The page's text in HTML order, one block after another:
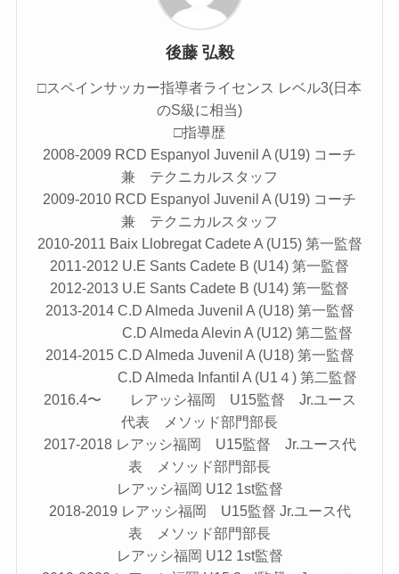
後藤 弘毅
□スペインサッカー指導者ライセンス レベル3(日本
のS級に相当)
□指導歴
2008-2009 RCD Espanyol Juvenil A (U19) コーチ
兼 テクニカルスタッフ
2009-2010 RCD Espanyol Juvenil A (U19) コーチ
兼 テクニカルスタッフ
2010-2011 Baix Llobregat Cadete A (U15) 第一監督
2011-2012 U.E Sants Cadete B (U14) 第一監督
2012-2013 U.E Sants Cadete B (U14) 第一監督
2013-2014 C.D Almeda Juvenil A (U18) 第一監督
C.D Almeda Alevin A (U12) 第二監督
2014-2015 C.D Almeda Juvenil A (U18) 第一監督
C.D Almeda Infantil A (U1４) 第二監督
2016.4〜 レアッシ福岡 U15監督 Jr.ユース
代表 メソッド部門部長
2017-2018 レアッシ福岡 U15監督 Jr.ユース代
表 メソッド部門部長
レアッシ福岡 U12 1st監督
2018-2019 レアッシ福岡 U15監督 Jr.ユース代
表 メソッド部門部長
レアッシ福岡 U12 1st監督